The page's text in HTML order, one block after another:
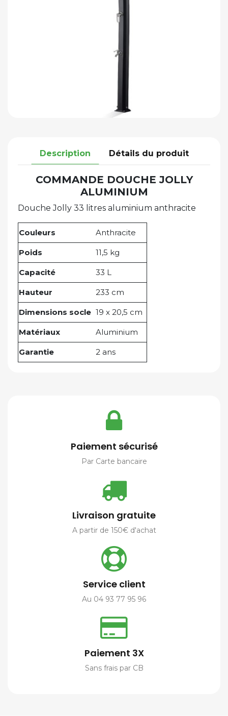
Description Détails du produit
COMMANDE DOUCHE JOLLY
ALUMINIUM
Douche Jolly 33 litres aluminium anthracite
Couleurs Anthracite
Poids 11,5 kg
Capacité 33 L
Hauteur 233 cm
Dimensions socle 19 x 20,5 cm
Matériaux Aluminium
Garantie 2 ans
Paiement sécurisé
Par Carte bancaire
Livraison gratuite
A partir de 150€ d'achat
Service client
Au 04 93 77 95 96
Paiement 3X
Sans frais par CB